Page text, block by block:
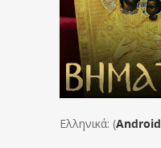
Ελληνικά: (Android